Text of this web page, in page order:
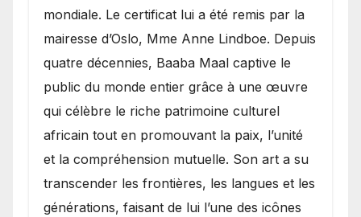
mondiale. Le certificat lui a été remis par la
mairesse d’Oslo, Mme Anne Lindboe. Depuis
quatre décennies, Baaba Maal captive le
public du monde entier grâce à une œuvre
qui célèbre le riche patrimoine culturel
africain tout en promouvant la paix, l’unité
et la compréhension mutuelle. Son art a su
transcender les frontières, les langues et les
générations, faisant de lui l’une des icônes